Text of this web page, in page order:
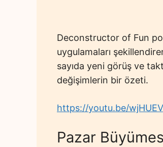
Deconstructor of Fun
uygulamaları
sayıda yeni görüş ve
değişimlerin bir özeti.
https://youtu.be/
Pazar